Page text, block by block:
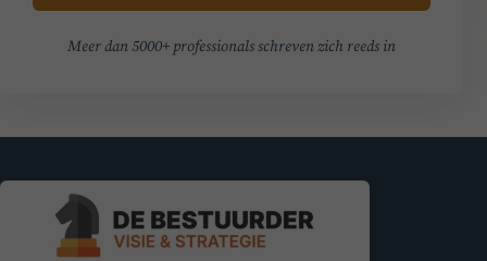
Meer dan 5000+ professionals schreven zich reeds in